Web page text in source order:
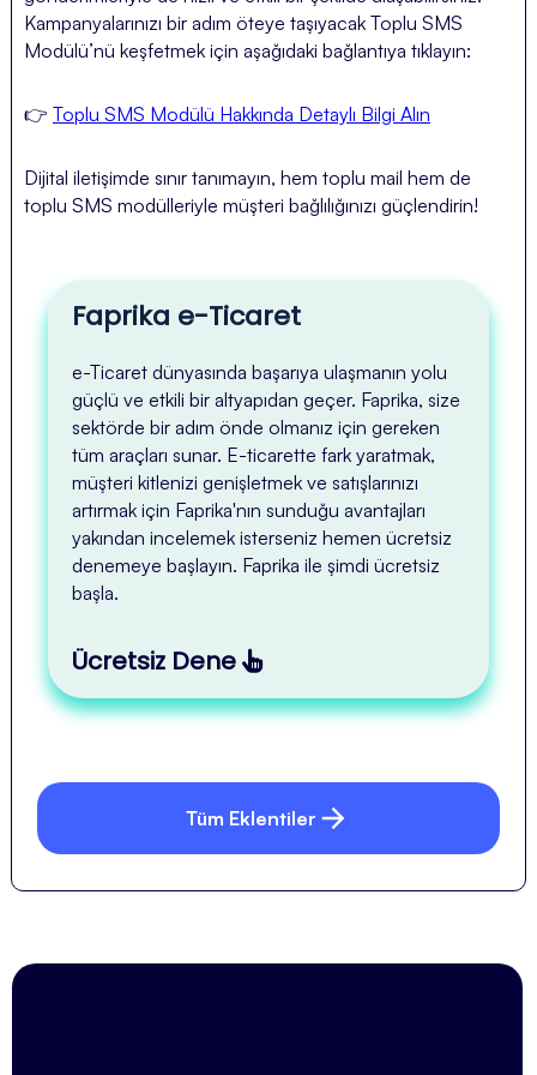
Kampanyalarınızı bir adım öteye taşıyacak Toplu SMS
Modülü’nü keşfetmek için aşağıdaki bağlantıya tıklayın:
👉 Toplu SMS Modülü Hakkında Detaylı Bilgi Alın
Dijital iletişimde sınır tanımayın, hem toplu mail hem de
toplu SMS modülleriyle müşteri bağlılığınızı güçlendirin!
Faprika e-Ticaret
e-Ticaret dünyasında başarıya ulaşmanın yolu
güçlü ve etkili bir altyapıdan geçer. Faprika, size
sektörde bir adım önde olmanız için gereken
tüm araçları sunar. E-ticarette fark yaratmak,
müşteri kitlenizi genişletmek ve satışlarınızı
artırmak için Faprika'nın sunduğu avantajları
yakından incelemek isterseniz hemen ücretsiz
denemeye başlayın. Faprika ile şimdi ücretsiz
başla.
Ücretsiz Dene
Tüm Eklentiler